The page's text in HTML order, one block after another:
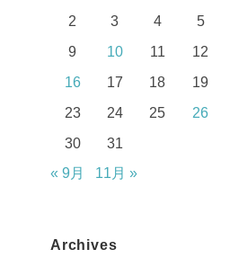
2
3 4 5
9
10 11 12
16
17 18 19
23
24 25 26
30
31
« 9月
11月 »
Archives